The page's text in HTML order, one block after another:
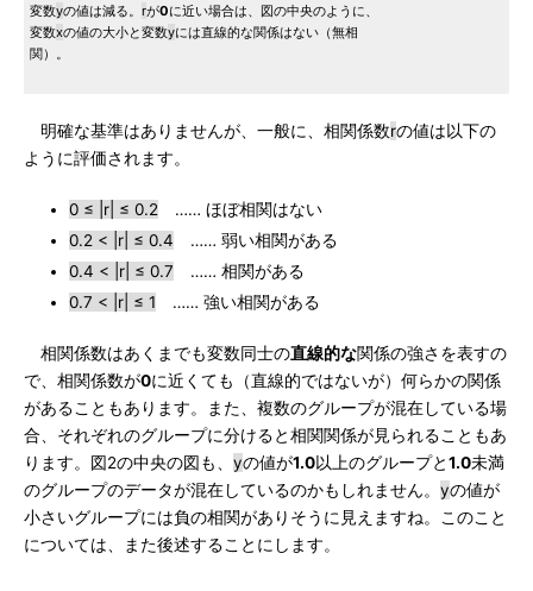
変数yの値は減る。 rが0に近い場合は、図の中央のように、
変数xの値の大小と変数yには直線的な関係はない（無相
関）。
明確な基準はありませんが、一般に、相関係数rの値は以下の
ように評価されます。
0 ≤ |r| ≤ 0.2 …… ほぼ相関はない
0.2 < |r| ≤ 0.4 …… 弱い相関がある
0.4 < |r| ≤ 0.7 …… 相関がある
0.7 < |r| ≤ 1 …… 強い相関がある
相関係数はあくまでも変数同士の直線的な関係の強さを表すの
で、相関係数が0に近くても（直線的ではないが）何らかの関係
があることもあります。また、複数のグループが混在している場
合、それぞれのグループに分けると相関関係が見られることもあ
ります。図2の中央の図も、 yの値が1.0以上のグループと1.0未満
のグループのデータが混在しているのかもしれません。 yの値が
小さいグループには負の相関がありそうに見えますね。このこと
については、また後述することにします。